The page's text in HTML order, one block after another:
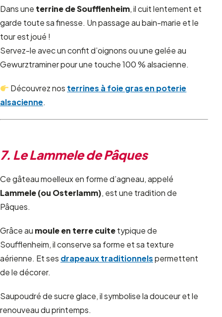
Dans une terrine de Soufflenheim, il cuit lentement et
garde toute sa finesse. Un passage au bain-marie et le
tour est joué !
Servez-le avec un confit d’oignons ou une gelée au
Gewurztraminer pour une touche 100 % alsacienne.
Découvrez nos terrines à foie gras en poterie
alsacienne.
7. Le Lammele de Pâques
Ce gâteau moelleux en forme d’agneau, appelé
Lammele (ou Osterlamm), est une tradition de
Pâques.
Grâce au moule en terre cuitetypique de
Soufflenheim, il conserve sa forme et sa texture
aérienne. Et ses drapeaux traditionnelspermettent
de le décorer.
Saupoudré de sucre glace, il symbolise la douceur et le
renouveau du printemps.